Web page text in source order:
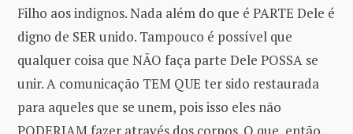
Filho aos indignos. Nada além do que é PARTE Dele é
digno de SER unido. Tampouco é possível que
qualquer coisa que NÃO faça parte Dele POSSA se
unir. A comunicação TEM QUE ter sido restaurada
para aqueles que se unem, pois isso eles não
PODERIAM fazer através dos corpos. O que, então,